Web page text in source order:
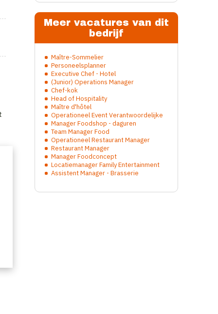
Meer vacatures van dit
bedrijf
Maître-Sommelier
Personeelsplanner
Executive Chef - Hotel
(Junior) Operations Manager
Chef-kok
Head of Hospitality
Maître d'hôtel
Operationeel Event Verantwoordelijke
Manager Foodshop - daguren
Team Manager Food
Operationeel Restaurant Manager
Restaurant Manager
Manager Foodconcept
Locatiemanager Family Entertainment
Assistent Manager - Brasserie